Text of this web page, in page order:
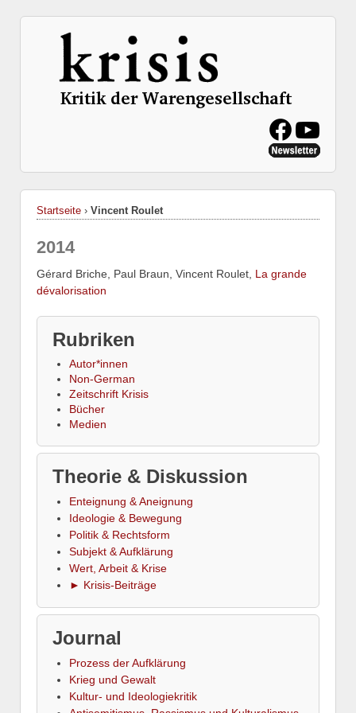
Startseite › Vincent Roulet
2014
Gérard Briche, Paul Braun, Vincent Roulet, La grande
dévalorisation
Rubriken
Autor*innen
Non-German
Zeitschrift Krisis
Bücher
Medien
Theorie & Diskussion
Enteignung & Aneignung
Ideologie & Bewegung
Politik & Rechtsform
Subjekt & Aufklärung
Wert, Arbeit & Krise
► Krisis-Beiträge
Journal
Prozess der Aufklärung
Krieg und Gewalt
Kultur- und Ideologiekritik